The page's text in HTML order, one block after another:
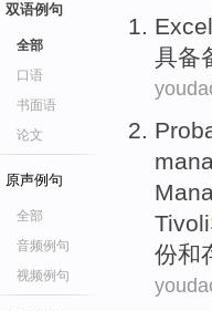
双语例句
全部
口语
书面语
论文
原声例句
全部
音频例句
视频例句
具备
Tivoli
份和